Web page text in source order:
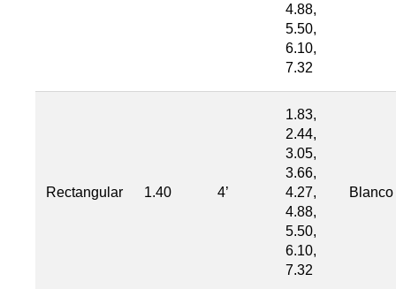
4.88,
5.50,
6.10,
7.32
Rectangular 1.40 4’
1.83,
2.44,
3.05,
3.66,
4.27,
4.88,
5.50,
6.10,
7.32
Blanco